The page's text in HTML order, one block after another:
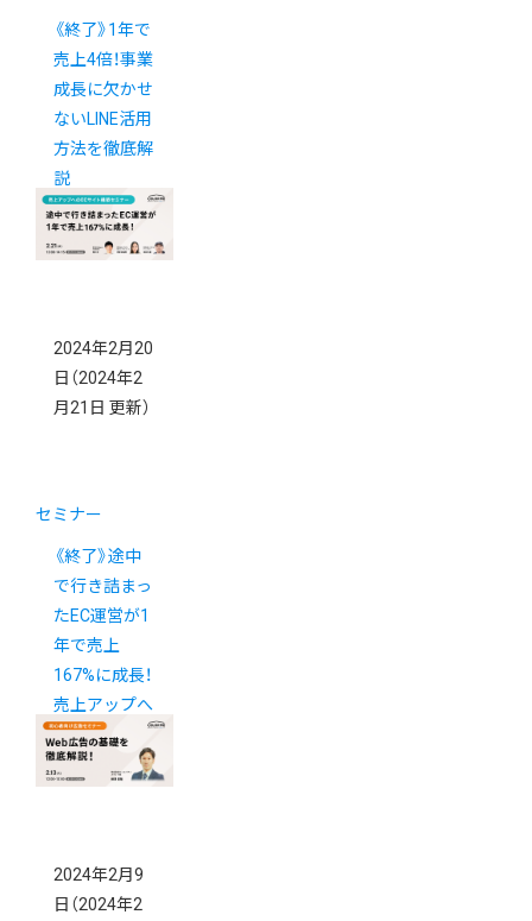
《終了》1年で
売上4倍！事業
成長に欠かせ
ないLINE活用
方法を徹底解
説
2024年2月20
日 （2024年2
月21日 更新）
セミナー
《終了》途中
で行き詰まっ
たEC運営が1
年で売上
167%に成長！
売上アップへ
のECサイト
構築セミナー
2024年2月9
日 （2024年2